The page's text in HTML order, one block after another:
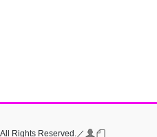
Rights Reserved.／